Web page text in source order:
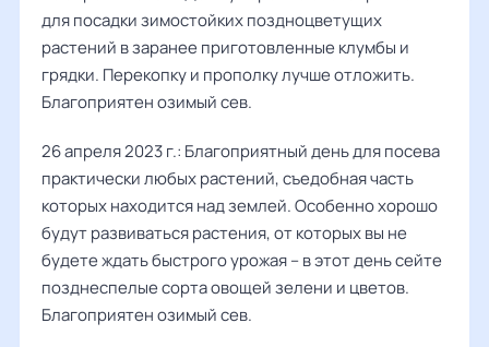
для посадки зимостойких поздноцветущих
растений в заранее приготовленные клумбы и
грядки. Перекопку и прополку лучше отложить.
Благоприятен озимый сев.
26 апреля 2023 г.: Благоприятный день для посева
практически любых растений, съедобная часть
которых находится над землей. Особенно хорошо
будут развиваться растения, от которых вы не
будете ждать быстрого урожая – в этот день сейте
позднеспелые сорта овощей зелени и цветов.
Благоприятен озимый сев.